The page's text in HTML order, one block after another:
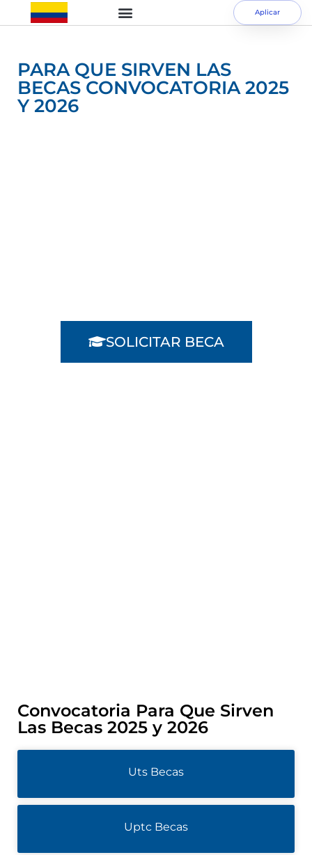
Aplicar
PARA QUE SIRVEN LAS
BECAS CONVOCATORIA 2025
Y 2026
SOLICITAR BECA
Convocatoria Para Que Sirven
Las Becas 2025 y 2026
Uts Becas
Uptc Becas